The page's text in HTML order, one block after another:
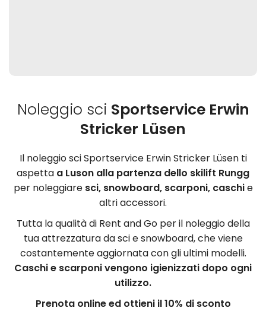
Noleggio sci Sportservice Erwin
Stricker Lüsen
Il noleggio sci Sportservice Erwin Stricker Lüsen ti
aspetta a Luson alla partenza dello skilift Rungg
per noleggiare sci, snowboard, scarponi, caschie
altri accessori.
Tutta la qualità di Rent and Go per il noleggio della
tua attrezzatura da sci e snowboard, che viene
costantemente aggiornata con gli ultimi modelli.
Caschi e scarponi vengono igienizzati dopo ogni
utilizzo.
Prenota online ed ottieni il 10% di sconto